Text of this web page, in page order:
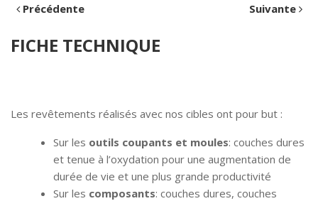
Précédente Suivante
FICHE TECHNIQUE
Les revêtements réalisés avec nos cibles ont pour but :
Sur les outils coupants et moules: couches dures
et tenue à l’oxydation pour une augmentation de
durée de vie et une plus grande productivité
Sur les composants: couches dures, couches